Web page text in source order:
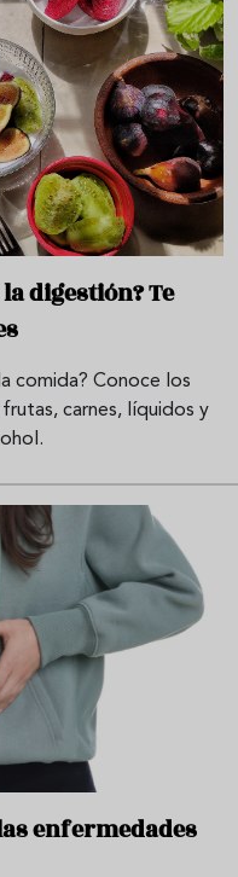
digestión? Te
comida? Conoce los
carnes, líquidos y
enfermedades